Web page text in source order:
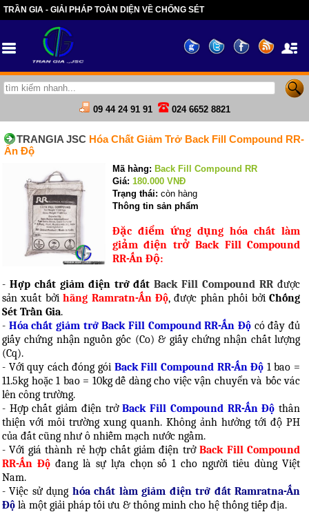
TRẦN GIA - GIẢI PHÁP TOÀN DIỆN VỀ CHỐNG SÉT
09 44 24 91 91 024 6652 8821
TRANGIA JSC Hóa Chất Giảm Trở Back Fill Compound RR-
Ấn Độ
Mã hàng: Back Fill Compound RR
Giá: 180.000 VNĐ
Trạng thái: còn hàng
Thông tin sản phẩm
Đặc điểm ứng dụng hóa chất làm
giảm điện trở Back Fill Compound
RR-Ấn Độ:
- Hợp chất giảm điện trở đấtBack Fill Compound RR được
sản xuất bởihãng Ramratn-Ấn Độ, được phân phối bởiChống
Sét Trần Gia.
- Hóa chất giảm trở Back Fill Compound RR-Ấn Độ có đầy đủ
giấy chứng nhận nguồn gốc (Co) & giấy chứng nhận chất lượng
(Cq).
- Với quy cách đóng gói Back Fill Compound RR-Ấn Độ 1 bao =
11.5kg hoặc 1 bao = 10kg dễ dàng cho việc vận chuyển và bốc vác
lên công trường.
- Hợp chất giảm điện trởBack Fill Compound RR-Ấn Độ thân
thiện với môi trường xung quanh. Không ảnh hưởng tới độ PH
của đất cũng như ô nhiễm mạch nước ngầm.
- Với giá thành rẻ hợp chất giảm điện trởBack Fill Compound
RR-Ấn Độ đang là sự lựa chọn số 1 cho người tiêu dùng Việt
Nam.
- Việc sử dụng hóa chất làm giảm điện trở đất Ramratna-Ấn
Độ là một giải pháp tối ưu & thông minh cho hệ thống tiếp địa.